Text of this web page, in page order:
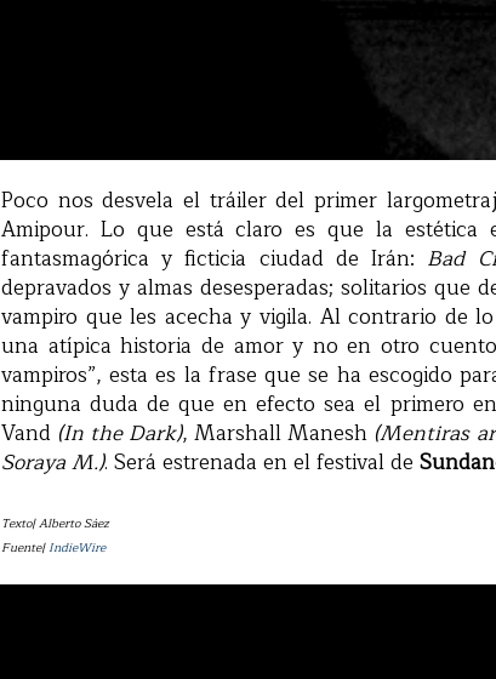
Poco nos desvela el tráiler del primer
Amipour. Lo que está claro es que la estética
fantasmagórica y ficticia ciudad de Irán: Bad
depravados y almas desesperadas; solitarios
vampiro que les acecha y vigila. Al contrario de
una atípica historia de amor y no en otro
vampiros”, esta es la frase que se ha escogido
ninguna duda de que en efecto sea el primero
Vand (In the Dark), Marshall Manesh (Mentiras
Soraya M.). Será estrenada en el festival de
Texto| Alberto Sáez
Fuente|IndieWire